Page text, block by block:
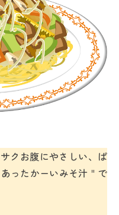
クお腹にやさしい、ぱ
ったかーいみそ汁＂で